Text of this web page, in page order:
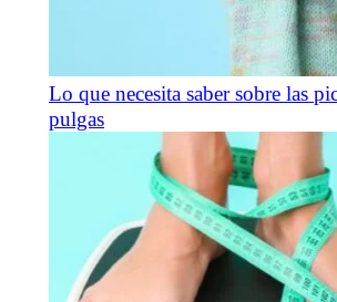
Lo que necesita saber sobre las
pulgas